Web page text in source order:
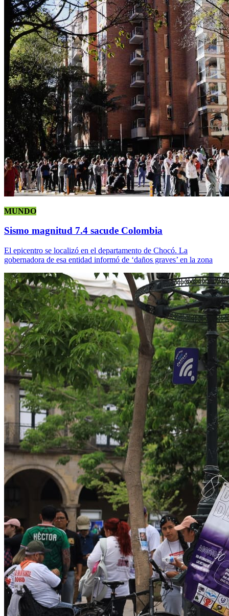
MUNDO
Sismo magnitud 7.4 sacude Colombia
El epicentro se localizó en el departamento de Chocó. La
gobernadora de esa entidad informó de ‘daños graves’ en la zona